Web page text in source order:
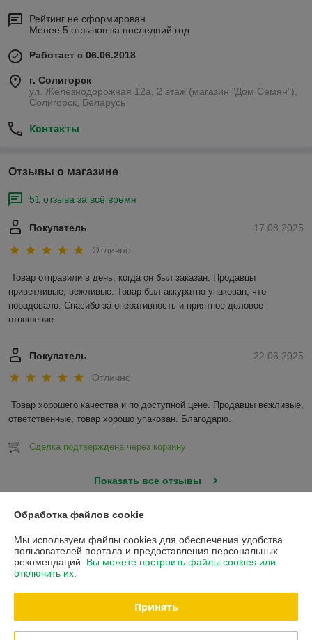
Рейтинг не сформирован
Менее 5 отзывов за последний год
Работает с 06.06.2018
г. Солигорск
ул. Железнодорожная 12а, 2 этаж (магазин "Дом Семян"),
Солигорск, Беларусь
Контакты
Отзывы о магазине
51 отзыва за всё время
17.08.2025
Покупатель
Отлично
Товар отправили в день, когда он был заказан. Продавцы
приветливые, вежливые. Товар был аккуратно упакован, что
порадовало. Спасибо за оперативность и приятное деловое
отношение.
22.06.2025
Покупатель
Отлично
Товар хорошего качества и по доступной цене. Продавцы вежливые,
ответственные, товар хорошо упакован. Благодарю.
Сделка подтверждена через корзину
Показать все отзывы
Контакты
Доставка и оплата
Обработка файлов cookie
Мы используем файлы cookies для обеспечения удобства
пользователей портала и предоставления персональных
рекомендаций. Вы можете настроить файлы cookies или
отключить их.
Принять